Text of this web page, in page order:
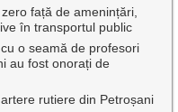
față de amenințări,
în transportul public
o seamă de profesori
au fost onorați de
rutiere din Petroșani